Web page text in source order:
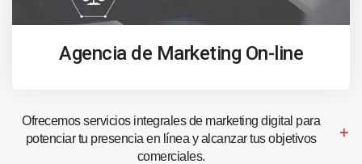
Agencia de Marketing On-line
Ofrecemos servicios integrales de marketing digital para
potenciar tu presencia en línea y alcanzar tus objetivos
comerciales.